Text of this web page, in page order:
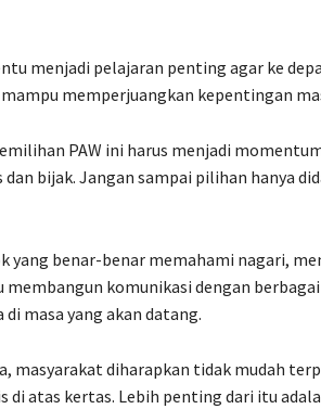
menjadi pelajaran penting agar ke
memperjuangkan kepentingan
PAW ini harus menjadi
dan bijak. Jangan sampai pilihan hanya
yang benar-benar memahami nagari,
membangun komunikasi dengan
di masa yang akan datang.
masyarakat diharapkan tidak mudah
di atas kertas. Lebih penting dari itu